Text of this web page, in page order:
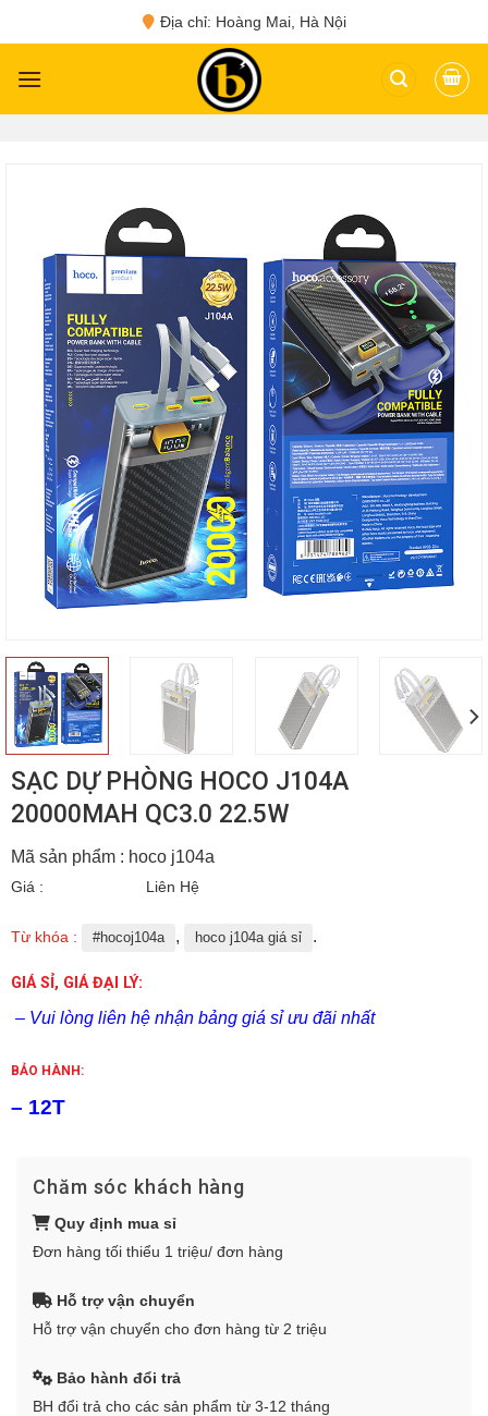
to
content
Địa chỉ: Hoàng Mai, Hà Nội
SẠC DỰ PHÒNG HOCO J104A
20000MAH QC3.0 22.5W
Mã sản phẩm : hoco j104a
Giá : Liên Hệ
Từ khóa : #hocoj104a , hoco j104a giá sỉ .
GIÁ SỈ, GIÁ ĐẠI LÝ:
– Vui lòng liên hệ nhận bảng giá sỉ ưu đãi nhất
BẢO HÀNH:
– 12T
Chăm sóc khách hàng
Quy định mua sỉ
Đơn hàng tối thiểu 1 triệu/ đơn hàng
Hỗ trợ vận chuyển
Hỗ trợ vận chuyển cho đơn hàng từ 2 triệu
Bảo hành đổi trả
BH đổi trả cho các sản phẩm từ 3-12 tháng